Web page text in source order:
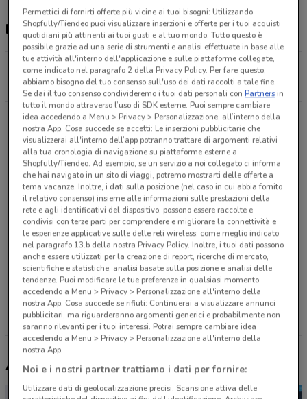
Negozi Original Marines a Gallarate
Via Per Busto Arsizio, 11 Solbiate Olona
5.8 km
Corso Italia Sc Vanzaghello
6.7 km
Via Xx Settembre, 2/A Busto Arsizio
7.2 km
Corso Bernacchi, 1 Tradate
10.5 km
Corso Magenta, 32 Legnano
12.2 km
Tutti i negozi Original Marines
Altri volantini nelle vicinanze
Permettici di fornirti offerte più vicine ai tuoi bisogni: Utilizzando
Shopfully/Tiendeo puoi visualizzare inserzioni e offerte per i tuoi acquisti
quotidiani più attinenti ai tuoi gusti e al tuo mondo. Tutto questo è
possibile grazie ad una serie di strumenti e analisi effettuate in base alle
tue attività all'interno dell'applicazione e sulle piattaforme collegate,
come indicato nel paragrafo 2 della Privacy Policy. Per fare questo,
abbiamo bisogno del tuo consenso sull'uso dei dati raccolti a tale fine.
Se dai il tuo consenso condivideremo i tuoi dati personali conPartnersin
tutto il mondo attraverso l’uso di SDK esterne. Puoi sempre cambiare
idea accedendo a Menu > Privacy > Personalizzazione, all’interno della
nostra App. Cosa succede se accetti: Le inserzioni pubblicitarie che
visualizzerai all'interno dell’app potranno trattare di argomenti relativi
alla tua cronologia di navigazione su piattaforme esterne a
Shopfully/Tiendeo. Ad esempio, se un servizio a noi collegato ci informa
che hai navigato in un sito di viaggi, potremo mostrarti delle offerte a
tema vacanze. Inoltre, i dati sulla posizione (nel caso in cui abbia fornito
il relativo consenso) insieme alle informazioni sulle prestazioni della
rete e agli identificativi del dispositivo, possono essere raccolte e
condivisi con terze parti per comprendere e migliorare la connettività e
le esperienze applicative sulle delle reti wireless, come meglio indicato
nel paragrafo 13.b della nostra Privacy Policy. Inoltre, i tuoi dati possono
anche essere utilizzati per la creazione di report, ricerche di mercato,
scientifiche e statistiche, analisi basate sulla posizione e analisi delle
tendenze. Puoi modificare le tue preferenze in qualsiasi momento
accedendo a Menu > Privacy > Personalizzazione all'interno della
nostra App. Cosa succede se rifiuti: Continuerai a visualizzare annunci
pubblicitari, ma riguarderanno argomenti generici e probabilmente non
saranno rilevanti per i tuoi interessi. Potrai sempre cambiare idea
accedendo a Menu > Privacy > Personalizzazione all'interno della
nostra App.
Noi e i nostri partner trattiamo i dati per fornire:
Utilizzare dati di geolocalizzazione precisi. Scansione attiva delle